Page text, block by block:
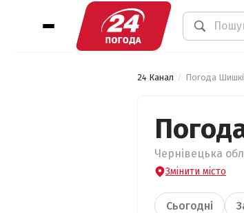
24 Канал Погода
Чернівецька
Змінити місто
Сьогодні